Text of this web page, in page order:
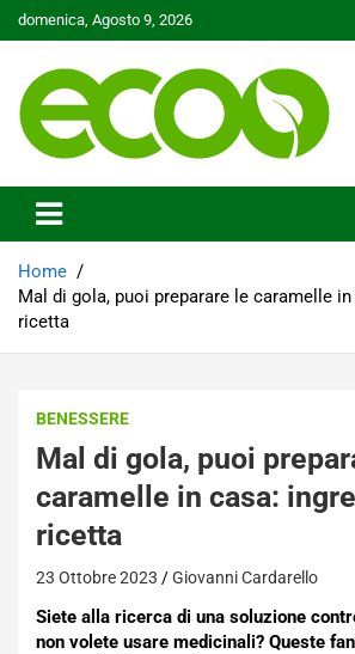
Skip
to
domenica, Agosto 9, 2026
Ecoo.it
Home
Mal di gola, puoi preparare le caramelle
ricetta
BENESSERE
Mal di gola, puoi
caramelle in casa:
ricetta
23 Ottobre 2023 Giovanni Cardarello
Siete alla ricerca di una soluzione
non volete usare medicinali? Queste